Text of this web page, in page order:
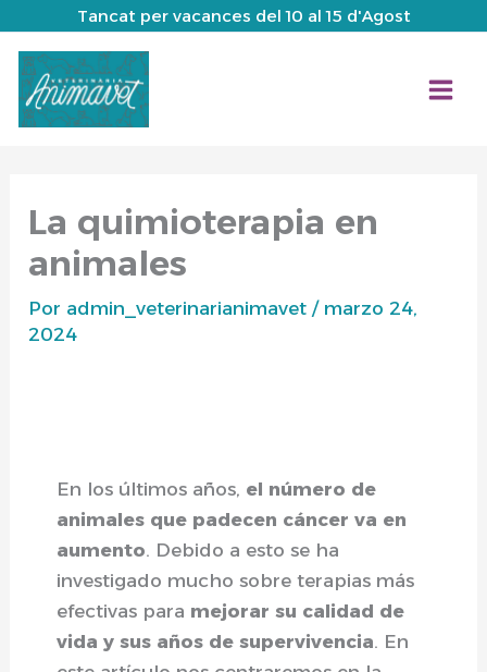
contenido
Tancat per vacances del 10 al 15 d'Agost
La quimioterapia en
animales
Por admin_veterinarianimavet/ marzo 24,
2024
En los últimos años, el número de
animales que padecen cáncer va en
aumento. Debido a esto se ha
investigado mucho sobre terapias más
efectivas para mejorar su calidad de
vida y sus años de supervivencia. En